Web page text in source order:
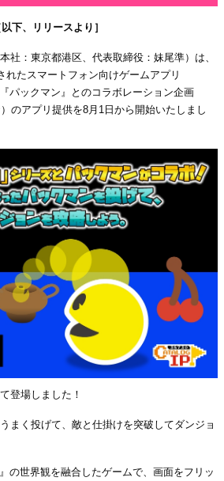
以下、リリースより］
社：東京都港区、代表取締役：妹尾準）は、
れたスマートフォン向けゲームアプリ
パックマン』とのコラボレーション企画
のアプリ提供を8月1日から開始いたしまし
登場しました！
まく投げて、敵と仕掛けを突破してダンジョ
の世界観を融合したゲームで、画面をフリッ